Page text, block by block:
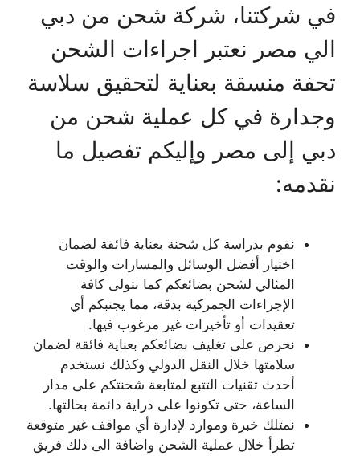
في شركتنا، شركة شحن من دبي
الي مصر نعتبر اجراءات الشحن
تحفة منسقة بعناية لتحقيق سلاسة
وجدارة في كل عملية شحن من
دبي إلى مصر وإليكم تفصيل ما
نقدمه:
نقوم بدراسة كل شحنة بعناية فائقة لضمان
اختيار أفضل الوسائل والمسارات والوقت
المثالي لشحن بضائعكم كما نتولى كافة
الإجراءات الجمركية بدقة، مما يجنبكم أي
تعقيدات أو تأخيرات غير مرغوب فيها.
نحرص على تغليف بضائعكم بعناية فائقة لضمان
سلامتها خلال النقل الدولي وكذلك نستخدم
أحدث تقنيات التتبع لمتابعة شحنتكم على مدار
الساعة، حتى تكونوا على دراية دائمة بحالتها.
نمتلك خبرة وموارد لإدارة أي مواقف غير متوقعة
تطرأ خلال عملية الشحن واضافة الى ذلك فريق